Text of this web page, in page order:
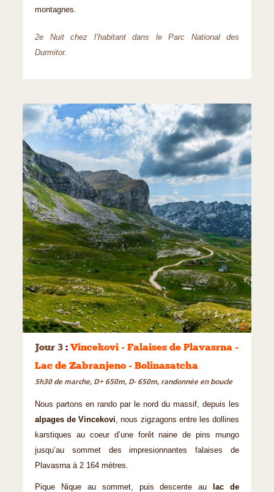
montagnes.
2e Nuit chez l’habitant dans le Parc National des
Durmitor.
©
Jour 3 : Vincekovi - Falaises de Plavasrna -
Lac de Zabranjeno - Bolinasatcha
5h30 de marche, D+ 650m, D- 650m, randonnée en boucle
Nous partons en rando par le nord du massif, depuis les
alpages de Vincekovi, nous zigzagons entre les dollines
karstiques au coeur d’une forêt naine de pins mungo
jusqu’au sommet des impresionnantes falaises de
Plavasrna à 2 164 mètres.
Pique Nique au sommet, puis descente au lac de